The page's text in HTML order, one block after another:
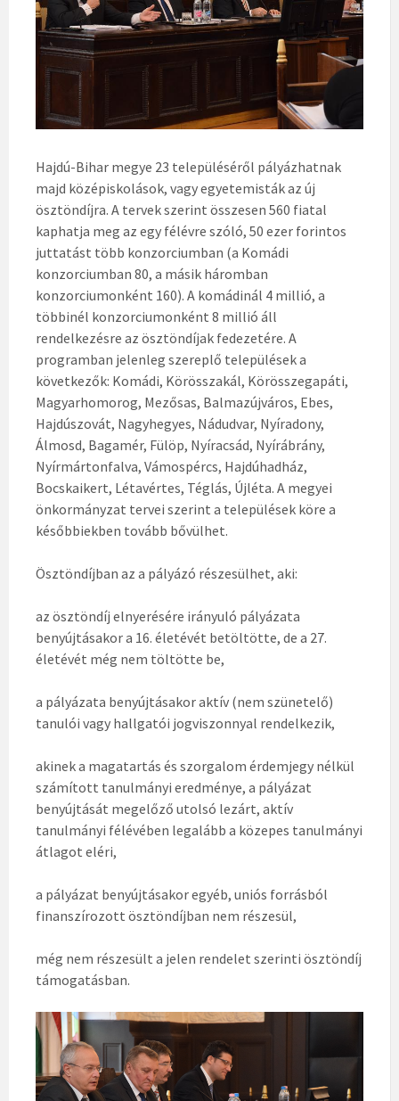
Hajdú-Bihar megye 23 településéről pályázhatnak
majd középiskolások, vagy egyetemisták az új
ösztöndíjra. A tervek szerint összesen 560 fiatal
kaphatja meg az egy félévre szóló, 50 ezer forintos
juttatást több konzorciumban (a Komádi
konzorciumban 80, a másik háromban
konzorciumonként 160). A komádinál 4 millió, a
többinél konzorciumonként 8 millió áll
rendelkezésre az ösztöndíjak fedezetére. A
programban jelenleg szereplő települések a
következők: Komádi, Körösszakál, Körösszegapáti,
Magyarhomorog, Mezősas, Balmazújváros, Ebes,
Hajdúszovát, Nagyhegyes, Nádudvar, Nyíradony,
Álmosd, Bagamér, Fülöp, Nyíracsád, Nyírábrány,
Nyírmártonfalva, Vámospércs, Hajdúhadház,
Bocskaikert, Létavértes, Téglás, Újléta. A megyei
önkormányzat tervei szerint a települések köre a
későbbiekben tovább bővülhet.
Ösztöndíjban az a pályázó részesülhet, aki:
az ösztöndíj elnyerésére irányuló pályázata
benyújtásakor a 16. életévét betöltötte, de a 27.
életévét még nem töltötte be,
a pályázata benyújtásakor aktív (nem szünetelő)
tanulói vagy hallgatói jogviszonnyal rendelkezik,
akinek a magatartás és szorgalom érdemjegy nélkül
számított tanulmányi eredménye, a pályázat
benyújtását megelőző utolsó lezárt, aktív
tanulmányi félévében legalább a közepes tanulmányi
átlagot eléri,
a pályázat benyújtásakor egyéb, uniós forrásból
finanszírozott ösztöndíjban nem részesül,
még nem részesült a jelen rendelet szerinti ösztöndíj
támogatásban.